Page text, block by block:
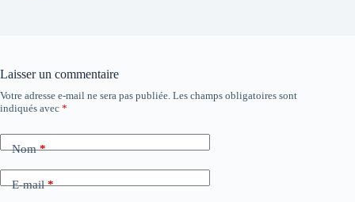
Laisser un commentaire
Votre adresse e-mail ne sera pas publiée. Les champs obligatoires sont
indiqués avec *
Nom*
E-mail*